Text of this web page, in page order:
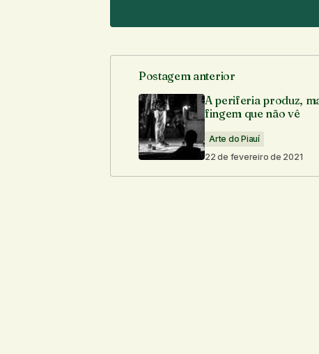
O seu endereço de e-mail não será
Comentário*
Postagem anterior
A periferia produz,
fingem que não vê
Arte do Piauí
22 de fevereiro de 2021